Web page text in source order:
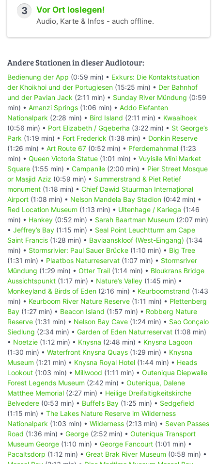
3 Vor Ort loslegen!
Audio, Karte & Infos - auch offline.
Andere Stationen in dieser Audiotour:
Bedienung der App (0:59 min) • Exkurs: Die Kontaktsituation
der Khoikhoi und der Portugiesen (15:25 min) • Der Bahnhof
und der Pavian Jack (2:11 min) • Sunday River Mündung (0:59
min) • Amanzi Springs (1:06 min) • Addo Elefanten
Nationalpark (2:28 min) • Bird Island (2:11 min) • Kwaaihoek
(0:56 min) • Port Elizabeth / Gqeberha (3:22 min) • St George’s
Park (1:19 min) • Fort Frederick (1:38 min) • Donkin Reserve
(1:26 min) • Art Route 67 (0:52 min) • Pferdemahnmal (1:23
min) • Queen Victoria Statue (1:01 min) • Vuyisile Mini Market
Square (1:55 min) • Campanile (2:00 min) • Pier Street Mosque
or Masjid Aziz (0:59 min) • Summerstrand & Piet Retief
monument (1:18 min) • Chief Dawid Stuurman Internațional
Airport (1:08 min) • Nelson Mandela Bay Stadion (0:42 min) •
Red Location Museum (1:13 min) • Uitenhage / Kariega (1:46
min) • Hankey (0:52 min) • Sarah Baartman Museum (2:07 min)
• Jeffrey’s Bay (1:15 min) • Seal Point Leuchtturm am Cape
Saint Francis (1:28 min) • Baviaanskloof (West-Eingang) (1:34
min) • Stormsrivier: Paul Sauer Brücke (1:10 min) • Big Tree
(1:31 min) • Plaatbos Naturreservat (1:07 min) • Stormsriver
Mündung (1:29 min) • Otter Trail (1:14 min) • Bloukrans Bridge
Aussichtspunkt (1:17 min) • Nature’s Valley (1:45 min) •
Monkeyland & Birds of Eden (2:16 min) • Keurboomstrand (1:43
min) • Keurboom River Nature Reserve (1:11 min) • Plettenberg
Bay (1:27 min) • Beacon Island (1:57 min) • Robberg Nature
Reserve (1:31 min) • Nelson Bay Cave (1:24 min) • Sao Gonçalo
Siedlung (2:34 min) • Garden of Eden Naturreservat (1:08 min)
• Noetzie (1:12 min) • Knysna (2:48 min) • Knysna Lagoon
(1:30 min) • Waterfront Knysna Quays (1:29 min) • Knysna
Museum (1:21 min) • Knysna Royal Hotel (1:44 min) • Heads
Lookout (1:03 min) • Millwood (1:11 min) • Outeniqua Diepwalle
Forest Legends Museum (2:42 min) • Outeniqua, Dalene
Matthee Memorial (2:27 min) • Heilige Dreifaltigkeitskirche
Belvedere (0:53 min) • Buffel’s Bay (1:25 min) • Sedgefield
(1:15 min) • The Lakes Nature Reserve im Wilderness
Nationalpark (1:03 min) • Wilderness (2:13 min) • Seven Passes
Road (1:36 min) • George (2:52 min) • Outeniqua Transport
Museum George (1:10 min) • George Fancourt (1:01 min) •
Pacaltsdorp (1:12 min) • Great Brak River Museum (0:58 min) •